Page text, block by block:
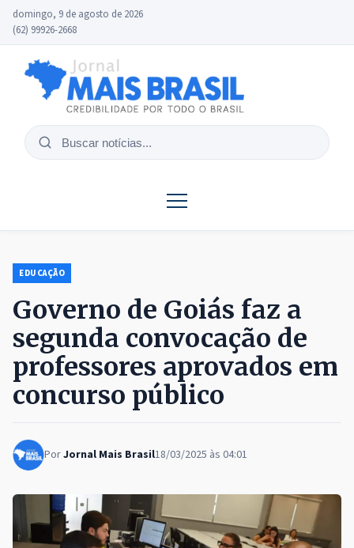
domingo, 9 de agosto de 2026
(62) 99926-2668
Buscar
EDUCAÇÃO
Governo de Goiás faz a
segunda convocação de
professores aprovados em
concurso público
PorJornal Mais Brasil18/03/2025 às 04:01